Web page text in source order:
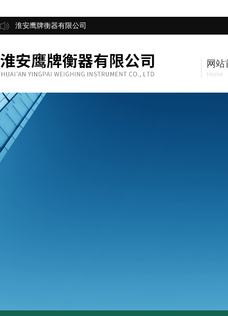
淮安鹰牌衡器有限公司
网站
Home